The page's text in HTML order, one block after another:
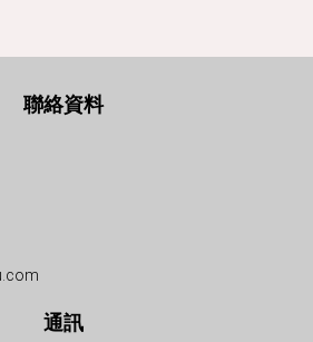
聯絡資料
通訊